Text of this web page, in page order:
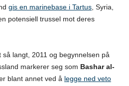
gis en marinebase i Tartus, Syria,
potensiell trussel mot deres
langt, 2011 og begynnelsen på
markerer seg som Bashar al-
blant annet ved å legge ned veto